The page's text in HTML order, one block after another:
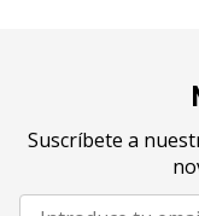
Suscríbete a